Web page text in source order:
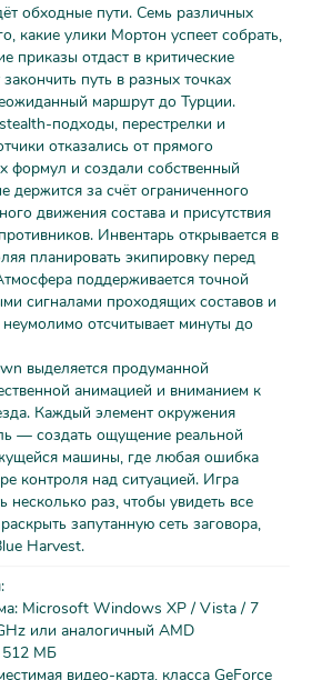
обходные пути. Семь различных
какие улики Мортон успеет собрать,
приказы отдаст в критические
путь в разных точках
маршрут до Турции.
подходы, перестрелки и
отказались от прямого
формул и создали собственный
держится за счёт ограниченного
движения состава и присутствия
Инвентарь открывается в
планировать экипировку перед
поддерживается точной
сигналами проходящих составов и
отсчитывает минуты до
выделяется продуманной
анимацией и вниманием к
Каждый элемент окружения
— создать ощущение реальной
машины, где любая ошибка
контроля над ситуацией. Игра
несколько раз, чтобы увидеть все
запутанную сеть заговора,
Harvest.
Microsoft Windows XP / Vista / 7
или аналогичный AMD
512 МБ
видео-карта, класса GeForce